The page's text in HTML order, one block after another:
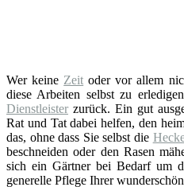
Wer keine Zeit oder vor allem
diese Arbeiten selbst zu
Dienstleister zurück. Ein gut
Rat und Tat dabei helfen, den
das, ohne dass Sie selbst die
beschneiden oder den Rasen
sich ein Gärtner bei Bedarf um
generelle Pflege Ihrer